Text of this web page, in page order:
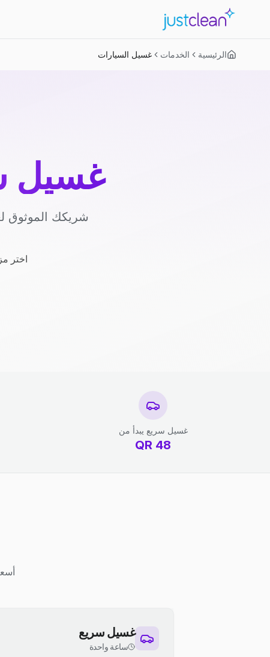
الرئيسية الخدمات غسيل السيارات
غسيل
شريكك الموثوق
اختر
غسيل سريع يبدأ من
48
QR
غسيل سريع
ساعة واحدة